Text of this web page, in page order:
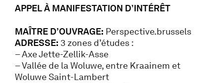
APPEL À MANIFESTATION D’INTÉRÊT
MAÎTRE D’OUVRAGE: Perspective.brussels
ADRESSE: 3 zones d’études :
– Axe Jette-Zellik-Asse
– Vallée de la Woluwe, entre Kraainem et
Woluwe Saint-Lambert